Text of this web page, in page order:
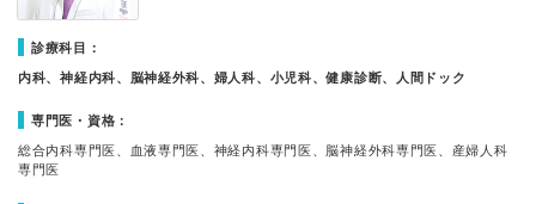
診療科目：
内科、神経内科、脳神経外科、婦人科、小児科、健康診断、人間ドック
専門医・資格：
総合内科専門医、血液専門医、神経内科専門医、脳神経外科専門医、産婦人科
専門医